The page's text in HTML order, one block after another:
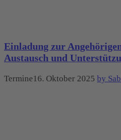
Einladung zur
Austausch und
Termine16. Oktober 2025 by